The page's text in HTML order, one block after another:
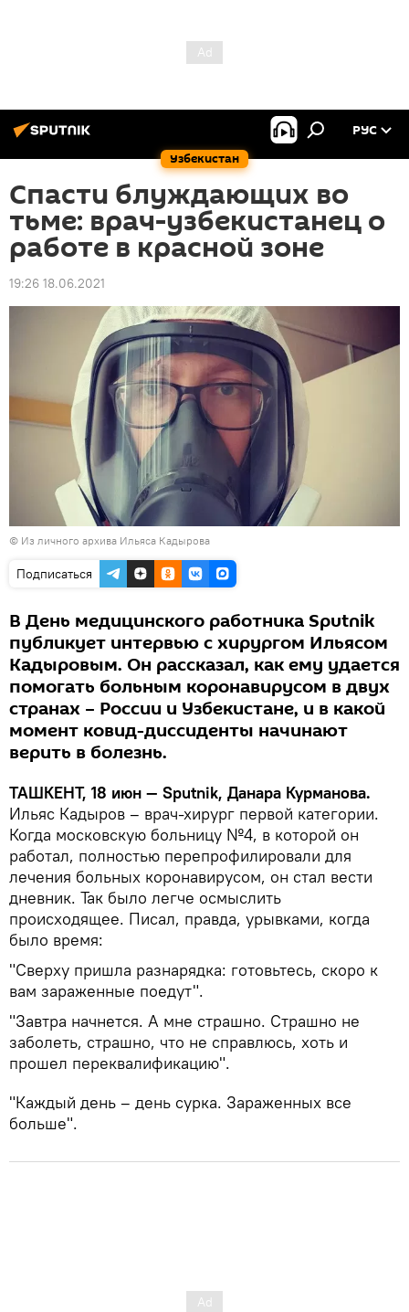
Узбекистан
РУС
Спасти блуждающих во
тьме: врач-узбекистанец о
работе в красной зоне
19:26 18.06.2021
© Из личного архива Ильяса Кадырова
Подписаться
В День медицинского работника Sputnik
публикует интервью с хирургом Ильясом
Кадыровым. Он рассказал, как ему удается
помогать больным коронавирусом в двух
странах – России и Узбекистане, и в какой
момент ковид-диссиденты начинают
верить в болезнь.
ТАШКЕНТ, 18 июн — Sputnik, Данара Курманова.
Ильяс Кадыров – врач-хирург первой категории.
Когда московскую больницу №4, в которой он
работал, полностью перепрофилировали для
лечения больных коронавирусом, он стал вести
дневник. Так было легче осмыслить
происходящее. Писал, правда, урывками, когда
было время:
"Сверху пришла разнарядка: готовьтесь, скоро к
вам зараженные поедут".
"Завтра начнется. А мне страшно. Страшно не
заболеть, страшно, что не справлюсь, хоть и
прошел переквалификацию".
"Каждый день – день сурка. Зараженных все
больше".